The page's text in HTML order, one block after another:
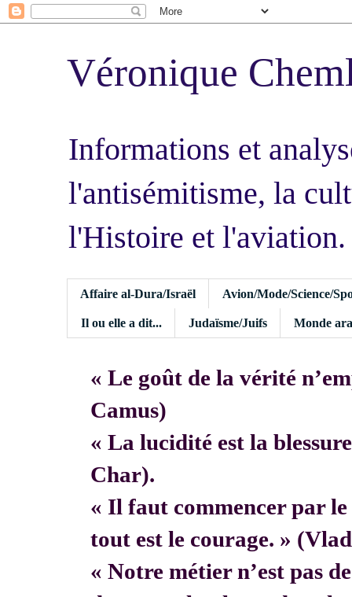
Véronique
Informations et
l'antisémitisme, la
l'Histoire et l'aviation.
Affaire al-Dura/Israël Avion/Mode/Science/
Il ou elle a dit... Judaïsme/Juifs Monde
« Le goût de la vérité
Camus)
« La lucidité est la
Char).
« Il faut commencer par le
tout est le courage. »
« Notre métier n’est pas